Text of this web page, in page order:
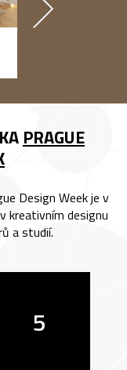
PRAGUE
Design Week je v
kreativním designu
a studií.
5